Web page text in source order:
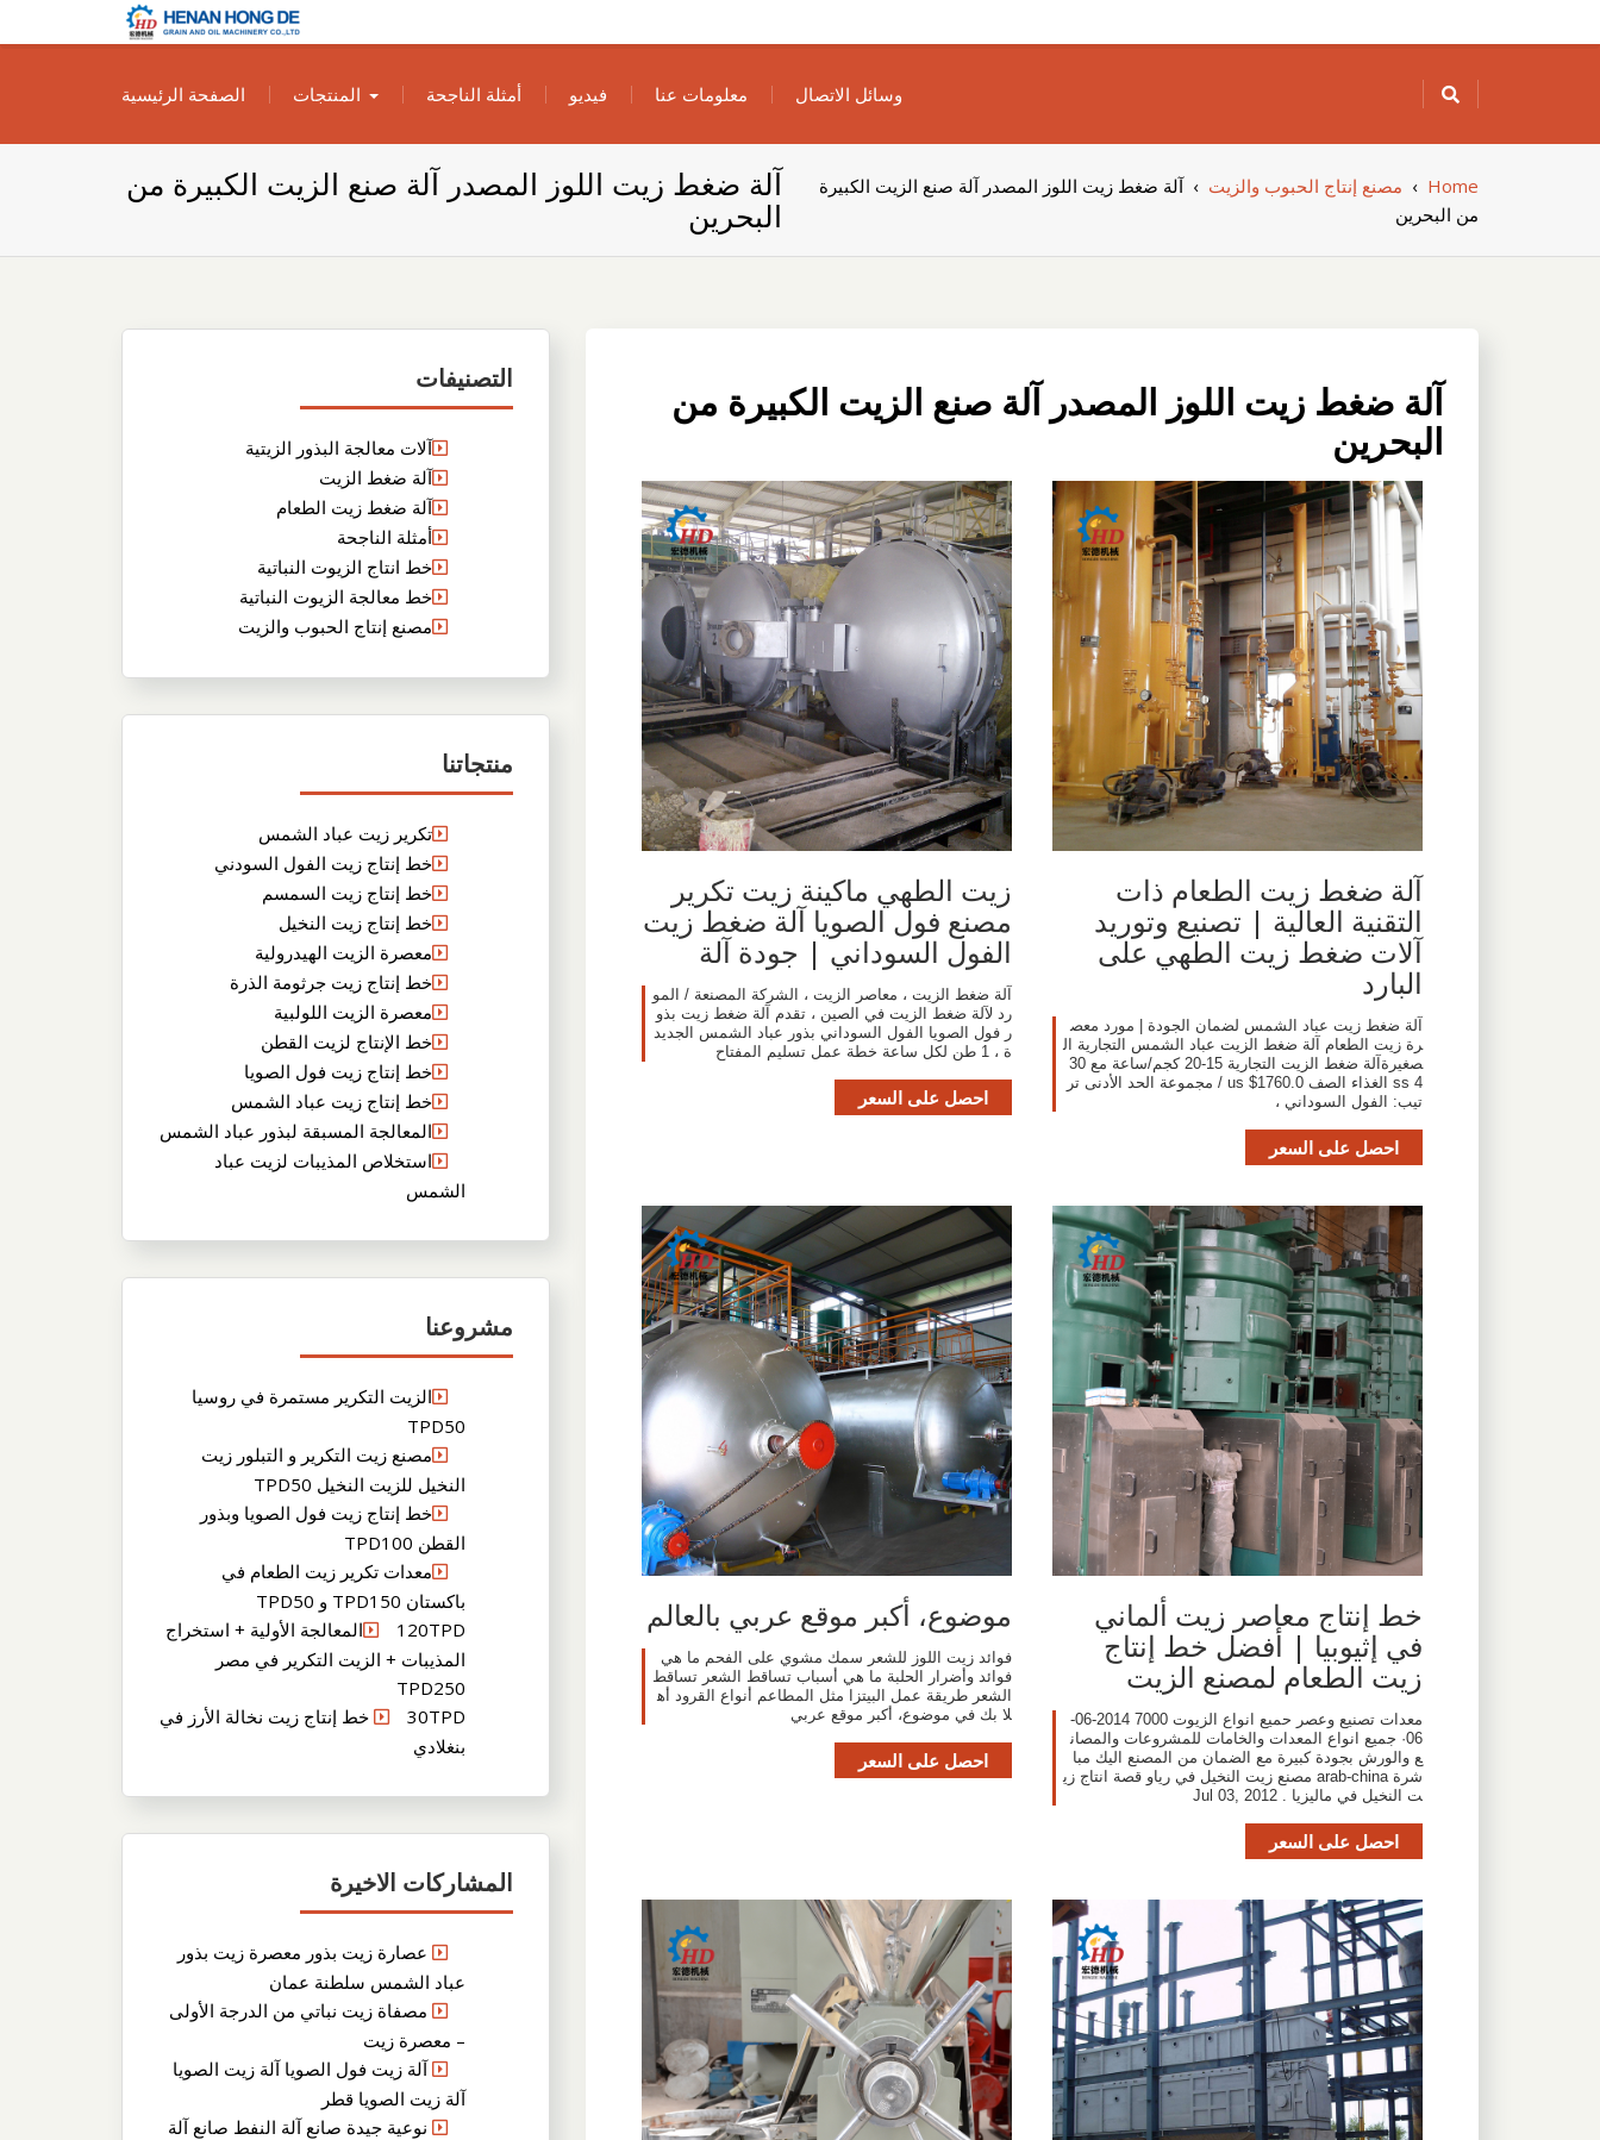
to
الزيوت النباتية
الخاص بك
الصفحة الرئيسية
المنتجات أمثلة الناجحة فيديو معلومات عنا وسائل الاتصال
آلة ضغط زيت اللوز المصدر آلة صنع الزيت الكبيرة من
البحرين
Home
› مصنع إنتاج الحبوب والزيت ›آلة ضغط زيت اللوز المصدر آلة صنع الزيت الكبيرة
من البحرين
التصنيفات
آلات معالجة البذور الزيتية
آلة ضغط الزيت
آلة ضغط زيت الطعام
أمثلة الناجحة
خط انتاج الزيوت النباتية
خط معالجة الزيوت النباتية
مصنع إنتاج الحبوب والزيت
منتجاتنا
تكرير زيت عباد الشمس
خط إنتاج زيت الفول السودني
خط إنتاج زيت السمسم
خط إنتاج زيت النخيل
معصرة الزيت الهيدرولية
خط إنتاج زيت جرثومة الذرة
معصرة الزيت اللولبية
خط الإنتاج لزيت القطن
خط إنتاج زيت فول الصويا
خط إنتاج زيت عباد الشمس
المعالجة المسبقة لبذور عباد الشمس
استخلاص المذيبات لزيت عباد
الشمس
مشروعنا
الزيت التكرير مستمرة في روسيا
TPD50
مصنع زيت التكرير و التبلور زيت
النخيل للزيت النخيل TPD50
خط إنتاج زيت فول الصويا وبذور
القطن TPD100
معدات تكرير زيت الطعام في
باكستان TPD150 و TPD50
120TPDالمعالجة الأولية + استخراج
المذيبات + الزيت التكرير في مصر
TPD250
30TPD خط إنتاج زيت نخالة الأرز في
بنغلادي
المشاركات الاخيرة
عصارة زيت بذور معصرة زيت بذور
عباد الشمس سلطنة عمان
مصفاة زيت نباتي من الدرجة الأولى
– معصرة زيت
آلة زيت فول الصويا آلة زيت الصويا
آلة زيت الصويا قطر
نوعية جيدة صانع آلة النفط صانع آلة
آلة ضغط زيت اللوز المصدر آلة صنع الزيت الكبيرة من
البحرين
آلة ضغط زيت الطعام ذات
التقنية العالية | تصنيع وتوريد
آلات ضغط زيت الطهي على
البارد
آلة ضغط زيت عباد الشمس لضمان الجودة | مورد معص
رة زيت الطعام آلة ضغط الزيت عباد الشمس التجارية ال
صغيرةآلة ضغط الزيت التجارية 15-20 كجم/ساعة مع 30
4 ss الغذاء الصف us $1760.0 / مجموعة الحد الأدنى تر
تيب: الفول السوداني ،
احصل على السعر
زيت الطهي ماكينة زيت تكرير
مصنع فول الصويا آلة ضغط زيت
الفول السوداني | جودة آلة
آلة ضغط الزيت ، معاصر الزيت ، الشركة المصنعة / المو
رد لآلة ضغط الزيت في الصين ، تقدم آلة ضغط زيت بذو
ر فول الصويا الفول السوداني بذور عباد الشمس الجديد
ة ، 1 طن لكل ساعة خطة عمل تسليم المفتاح
احصل على السعر
خط إنتاج معاصر زيت ألماني
في إثيوبيا | أفضل خط إنتاج
زيت الطعام لمصنع الزيت
معدات تصنيع وعصر حميع انواع الزيوت 7000 2014-06-
06· جميع انواع المعدات والخامات للمشروعات والمصان
ع والورش بجودة كبيرة مع الضمان من المصنع اليك مبا
شرة arab-china مصنع زيت النخيل في رياو قصة انتاج زي
ت النخيل في ماليزيا . Jul 03, 2012
احصل على السعر
موضوع، أكبر موقع عربي بالعالم
فوائد زيت اللوز للشعر سمك مشوي على الفحم ما هي
فوائد وأضرار الحلبة ما هي أسباب تساقط الشعر تساقط
الشعر طريقة عمل البيتزا مثل المطاعم أنواع القرود أه
لا بك في موضوع، أكبر موقع عربي
احصل على السعر